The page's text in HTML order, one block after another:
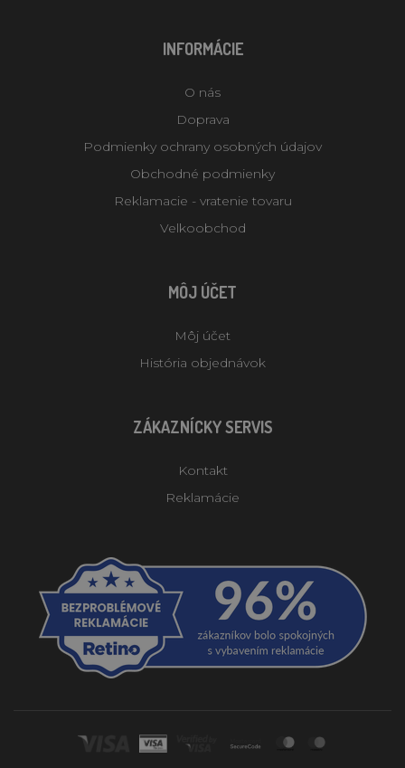
INFORMÁCIE
O nás
Doprava
Podmienky ochrany osobných údajov
Obchodné podmienky
Reklamacie - vratenie tovaru
Velkoobchod
MÔJ ÚČET
Môj účet
História objednávok
ZÁKAZNÍCKY SERVIS
Kontakt
Reklamácie